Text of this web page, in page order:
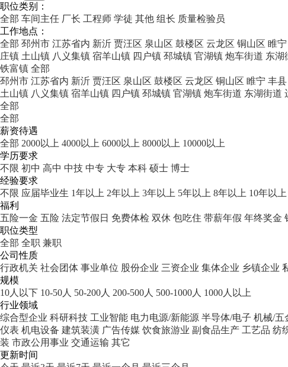
职位类别：
全部 车间主任 厂长 工程师 学徒 其他 组长 质量检验员
工作地点：
全部 邳州市 江苏省内 新沂 贾汪区 泉山区 鼓楼区 云龙区 铜山区 睢宁
庄镇 土山镇 八义集镇 宿羊山镇 四户镇 邳城镇 官湖镇 炮车街道 东湖
铁富镇 全部
邳州市 江苏省内 新沂 贾汪区 泉山区 鼓楼区 云龙区 铜山区 睢宁 丰县
土山镇 八义集镇 宿羊山镇 四户镇 邳城镇 官湖镇 炮车街道 东湖街道
全部
全部
薪资待遇
全部 2000以上 4000以上 6000以上 8000以上 10000以上
学历要求
不限 初中 高中 中技 中专 大专 本科 硕士 博士
经验要求
不限 应届毕业生 1年以上 2年以上 3年以上 5年以上 8年以上 10年以上
福利
五险一金 五险 法定节假日 免费体检 双休 包吃住 带薪年假 年终奖金
职位类型
全部 全职 兼职
公司性质
行政机关 社会团体 事业单位 股份企业 三资企业 集体企业 乡镇企业
规模
10人以下 10-50人 50-200人 200-500人 500-1000人 1000人以上
行业领域
综合型企业 科研科技 工业智能 电力电源/新能源 半导体/电子 机械/五
仪表 机电设备 建筑装潢 广告传媒 饮食旅游业 副食品生产 工艺品 纺
装 市政公用事业 交通运输 其它
更新时间